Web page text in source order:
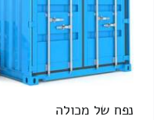
נפח של מכולה